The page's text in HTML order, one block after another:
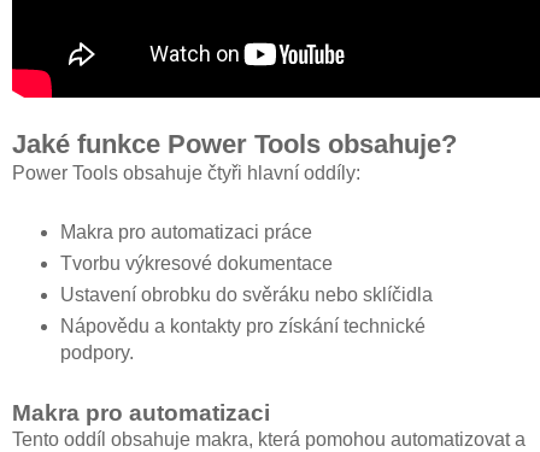
Jaké funkce Power Tools obsahuje?
Power Tools obsahuje čtyři hlavní oddíly:
Makra pro automatizaci práce
Tvorbu výkresové dokumentace
Ustavení obrobku do svěráku nebo sklíčidla
Nápovědu a kontakty pro získání technické
podpory.
Makra pro automatizaci
Tento oddíl obsahuje makra, která pomohou automatizovat a